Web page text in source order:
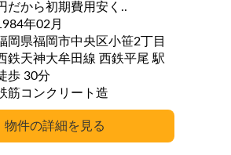
だから初期費用安く..
年02月
岡県福岡市中央区小笹2丁目
鉄天神大牟田線 西鉄平尾 駅
徒歩 30分
筋コンクリート造